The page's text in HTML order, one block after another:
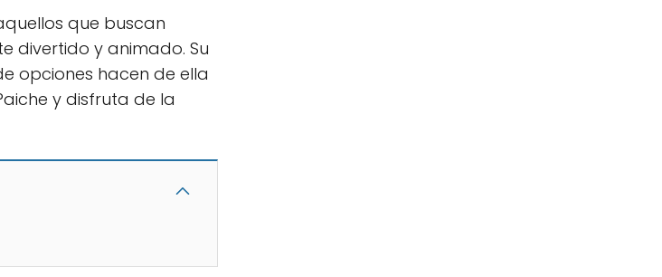
que buscan
divertido y animado. Su
opciones hacen de ella
y disfruta de la